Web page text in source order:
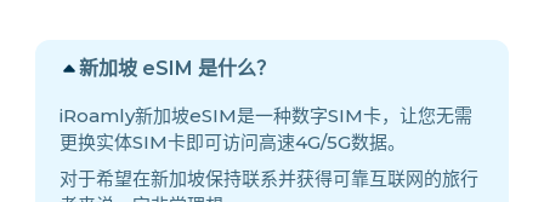
新加坡 eSIM 是什么？
iRoamly新加坡eSIM是一种数字SIM卡，让您无需
更换实体SIM卡即可访问高速4G/5G数据。
对于希望在新加坡保持联系并获得可靠互联网的旅行